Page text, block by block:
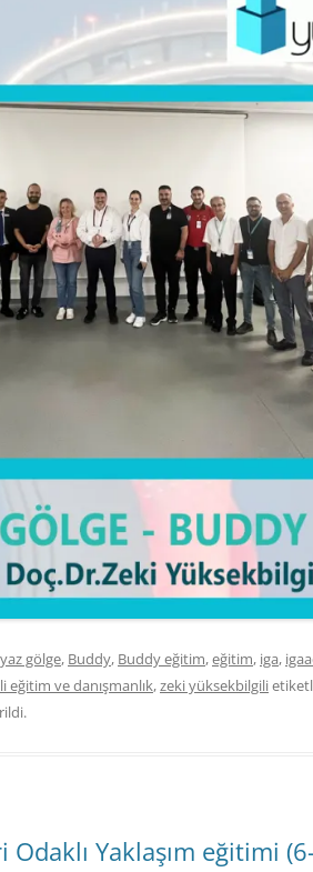
gölge, Buddy, Buddy eğitim,eğitim, iga,
eğitim ve danışmanlık,zeki yüksekbilgili
Odaklı Yaklaşım eğitimi